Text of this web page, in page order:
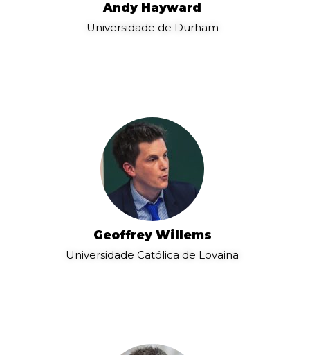
Andy Hayward
Universidade de Durham
Geoffrey Willems
Universidade Católica de Lovaina